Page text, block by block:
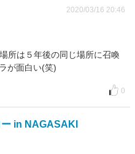
2020/03/16 20:46
所は５年後の同じ場所に召喚
が面白い(笑)
0
in NAGASAKI